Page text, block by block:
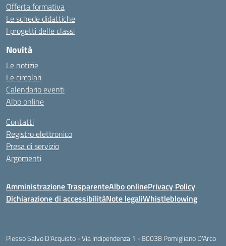
Offerta formativa
Le schede didattiche
I progetti delle classi
Novità
Le notizie
Le circolari
Calendario eventi
Albo online
Contatti
Registro elettronico
Presa di servizio
Argomenti
Amministrazione TrasparenteAlbo onlinePrivacy Policy
Dichiarazione di accessibilitàNote legaliWhistleblowing
Plesso Salvo D'Acquisto - Via Indipendenza 1 - 80038 Pomigliano D'Arco